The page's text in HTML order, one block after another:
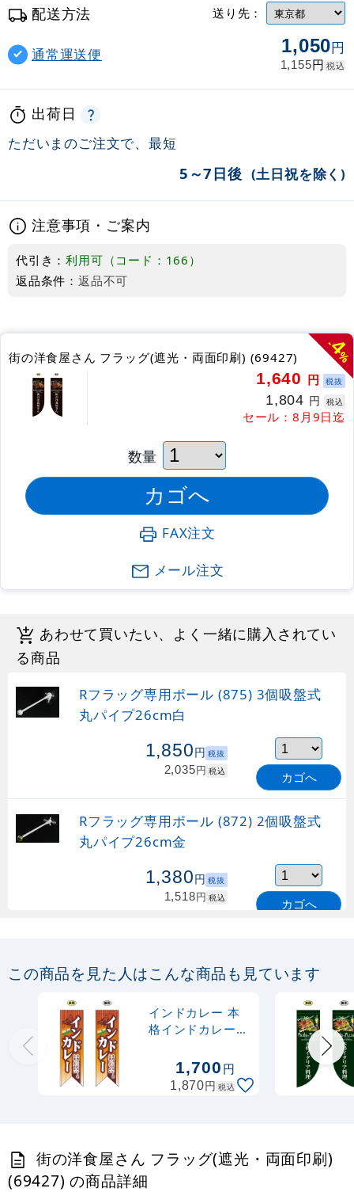
配送方法 送り先：
通常運送便 1,050円
1,155円 税込
出荷日
ただいまのご注文で、最短
5～7日後 (土日祝を除く)
注意事項・ご案内
代引き：利用可（コード：166）
返品条件： 返品不可
-
4
%
街の洋食屋さん フラッグ(遮光・両面印刷) (69427)
1,640 円 税抜
1,804 円 税込
セール：8月9日迄
数量
FAX注文
メール注文
あわせて買いたい、よく一緒に購入されてい
る商品
Rフラッグ専用ポール (875) 3個吸盤式
丸パイプ26cm白
1,850円 税抜
2,035円 税込 カゴへ
Rフラッグ専用ポール (872) 2個吸盤式
丸パイプ26cm金
1,380円 税抜
1,518円 税込 カゴへ
丸パイプ26cm白
1,130 円
1,243円 税込 カゴへ
Rフラッグ専用ポール (877) マグネット
式 丸パイプ26cm白
税込 カゴへ
この商品を見た人はこんな商品も見ています
インドカレー 本
格インドカレーを
フラッグ(遮光・
両面印刷)
(69434)
1,700円
1,870円 税込
街の洋食屋さん フラッグ(遮光・両面印刷)
(69427) の商品詳細